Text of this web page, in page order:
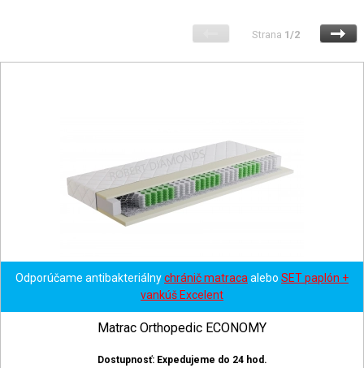
Strana 1/2
Odporúčame antibakteriálnychránič matraca alebo SET paplón +
vankúš Excelent
Matrac Orthopedic ECONOMY
Dostupnosť: Expedujeme do 24 hod.